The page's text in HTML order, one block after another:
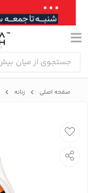
صفحه اصلی زنانه